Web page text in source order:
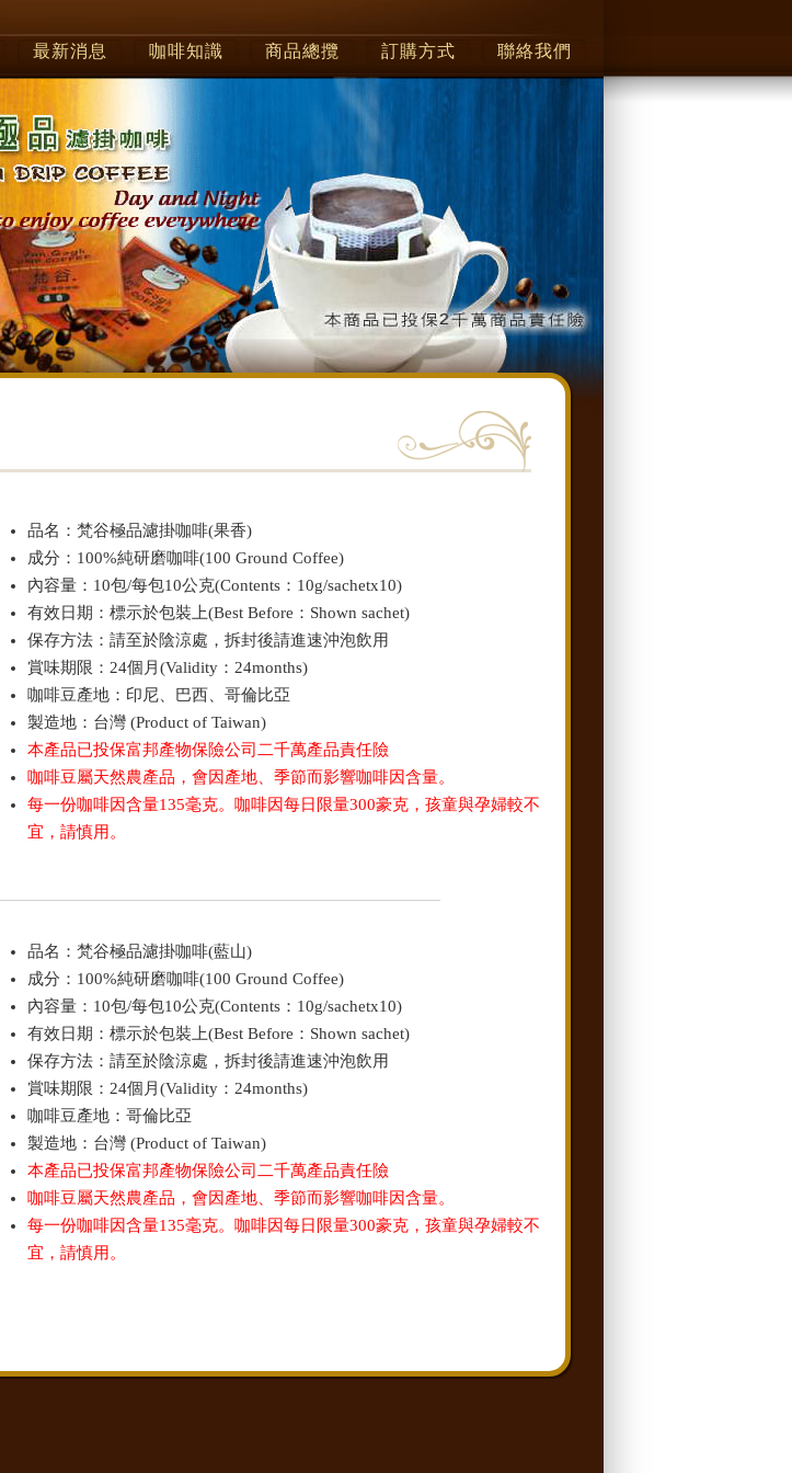
最新消息 咖啡知識 商品總攬 訂購方式 聯絡我們
品名：梵谷極品濾掛咖啡(果香)
成分：100%純研磨咖啡(100 Ground Coffee)
內容量：10包/每包10公克(Contents：10g/sachetx10)
有效日期：標示於包裝上(Best Before：Shown sachet)
保存方法：請至於陰涼處，拆封後請進速沖泡飲用
賞味期限：24個月(Validity：24months)
咖啡豆產地：印尼、巴西、哥倫比亞
製造地：台灣 (Product of Taiwan)
本產品已投保富邦產物保險公司二千萬產品責任險
咖啡豆屬天然農產品，會因產地、季節而影響咖啡因含量。
每一份咖啡因含量135毫克。咖啡因每日限量300豪克，孩童與孕婦較不
宜，請慎用。
品名：梵谷極品濾掛咖啡(藍山)
成分：100%純研磨咖啡(100 Ground Coffee)
內容量：10包/每包10公克(Contents：10g/sachetx10)
有效日期：標示於包裝上(Best Before：Shown sachet)
保存方法：請至於陰涼處，拆封後請進速沖泡飲用
賞味期限：24個月(Validity：24months)
咖啡豆產地：哥倫比亞
製造地：台灣 (Product of Taiwan)
本產品已投保富邦產物保險公司二千萬產品責任險
咖啡豆屬天然農產品，會因產地、季節而影響咖啡因含量。
每一份咖啡因含量135毫克。咖啡因每日限量300豪克，孩童與孕婦較不
宜，請慎用。